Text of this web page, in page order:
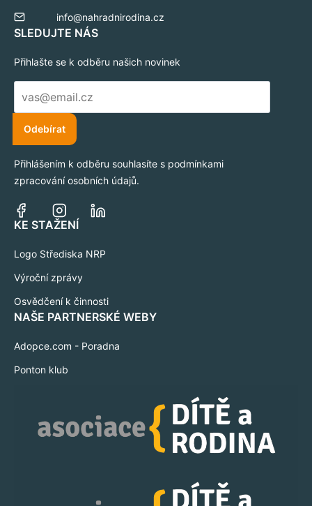
info@nahradnirodina.cz
SLEDUJTE NÁS
Přihlašte se k odběru našich novinek
E-
mail
Odebírat
Přihlášením k odběru souhlasíte s podmínkami
zpracování osobních údajů.
KE STAŽENÍ
Logo Střediska NRP
Výroční zprávy
Osvědčení k činnosti
NAŠE PARTNERSKÉ WEBY
Adopce.com - Poradna
Ponton klub